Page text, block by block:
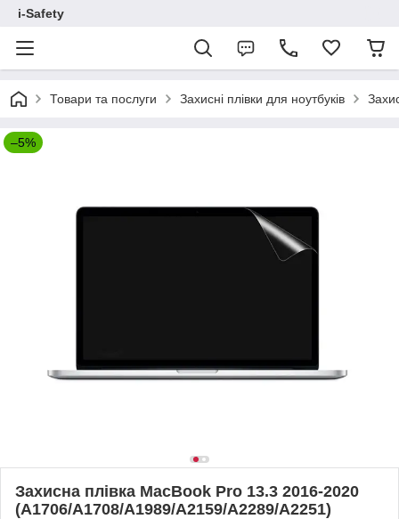
i-Safety
Товари та послуги Захисні плівки для ноутбуків
–5%
Захисна плівка MacBook Pro 13.3 2016-2020
(A1706/A1708/A1989/A2159/A2289/A2251)